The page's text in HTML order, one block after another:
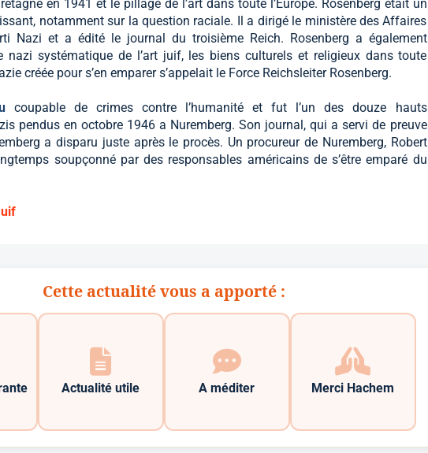
en 1941 et le pillage de l’art dans toute l’Europe. Rosenberg était un
notamment sur la question raciale. Il a dirigé le ministère des Affaires
Nazi et a édité le journal du troisième Reich. Rosenberg a également
nazi systématique de l’art juif, les biens culturels et religieux dans toute
créée pour s’en emparer s’appelait le Force Reichsleiter Rosenberg.
coupable de crimes contre l’humanité et fut l’un des douze hauts
pendus en octobre 1946 a Nuremberg. Son journal, qui a servi de preuve
a disparu juste après le procès. Un procureur de Nuremberg, Robert
soupçonné par des responsables américains de s’être emparé du
Cette actualité vous a apporté :
Actualité utile A méditer Merci Hachem